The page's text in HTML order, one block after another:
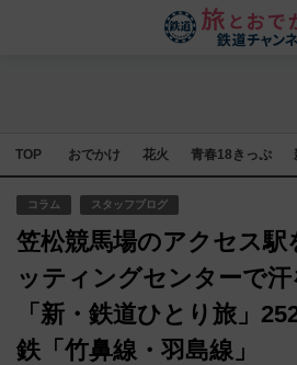
TOP おでかけ 花火 青春18きっぷ
コラム スタッフブログ
笠松競馬場のアクセス
ッティングセンターで
「新・鉄道ひとり旅」
鉄「竹鼻線・羽島線」